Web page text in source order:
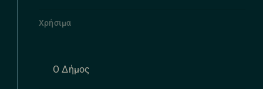
Χρήσιμα
Ο Δήμος